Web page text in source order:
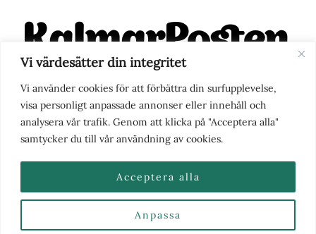
Vi värdesätter din integritet
Vi använder cookies för att förbättra din surfupplevelse,
visa personligt anpassade annonser eller innehåll och
analysera vår trafik. Genom att klicka på "Acceptera alla"
samtycker du till vår användning av cookies.
Anpassa
Acceptera alla
KalmarPosten är en modern lokalnyhetstidning på nätet. Med
fokus på Kalmarregionen, men också med blick för det större
perspektivet, vill vi vara din självklara kanal för nyheter,
berättelser och engagemang. KalmarPosten grundades 1988 och
fick nya ägare 2025.
Nyhetstips eller frågor?Kontakta oss